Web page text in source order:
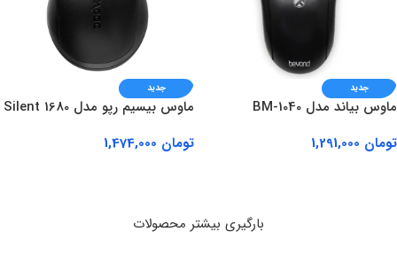
جدید
ماوس بیاند مدل BM-1040
تومان
جدید
ماوس بیسیم رپو مدل 1680 Silent
تومان
بارگیری بیشتر محصولات